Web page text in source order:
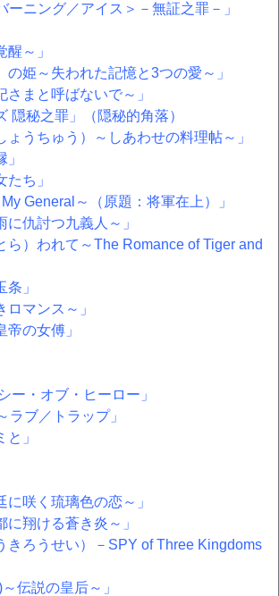
ーニング／アイス＞－無証之罪－」
醒～」
の姫～失われた記憶と3つの愛～」
さまと呼ばないで～」
隠秘之罪」（隠秘的角落）
ょうちゅう）～しあわせの料理帖～」
たち」
My General～（原題：将軍在上）」
に仇討つ九義人～」
ら）われて～The Romance of Tiger and
条」
ロマンス～」
帝の女傅」
ー・オブ・ヒーロー」
ラブ／トラップ」
と」
に咲く琉璃色の恋～」
に翔ける蒼き炎～」
きろうせい）－SPY of Three Kingdoms
伝説の皇后～」